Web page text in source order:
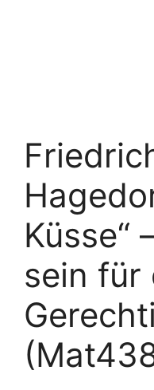
Küsse“
sein für